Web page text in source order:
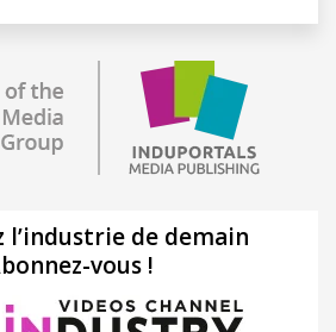
l’industrie de demain
vous !